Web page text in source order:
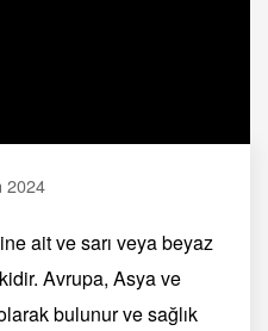
2024
ait ve sarı veya beyaz
Avrupa, Asya ve
bulunur ve sağlık